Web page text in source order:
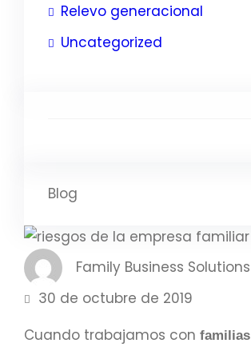
Relevo generacional
Uncategorized
Blog
Family Business Solutions
30 de octubre de 2019
Cuando trabajamos con familias